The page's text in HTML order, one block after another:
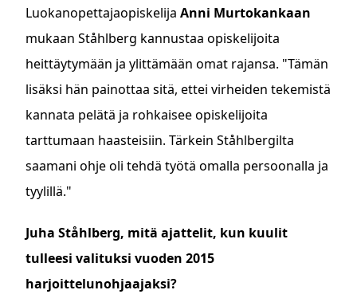
Luokanopettajaopiskelija Anni Murtokankaan
mukaan Ståhlberg kannustaa opiskelijoita
heittäytymään ja ylittämään omat rajansa. "Tämän
lisäksi hän painottaa sitä, ettei virheiden tekemistä
kannata pelätä ja rohkaisee opiskelijoita
tarttumaan haasteisiin. Tärkein Ståhlbergilta
saamani ohje oli tehdä työtä omalla persoonalla ja
tyylillä."
Juha Ståhlberg, mitä ajattelit, kun kuulit
tulleesi valituksi vuoden 2015
harjoittelunohjaajaksi?